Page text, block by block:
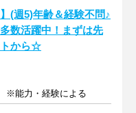
】(週5)年齢＆経験不問♪
数活躍中！まずは先
トから☆
※能力・経験による